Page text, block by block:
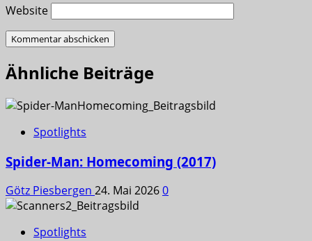
Website
Ähnliche Beiträge
Spotlights
Spider-Man: Homecoming (2017)
Götz Piesbergen 24. Mai 20260
Spotlights